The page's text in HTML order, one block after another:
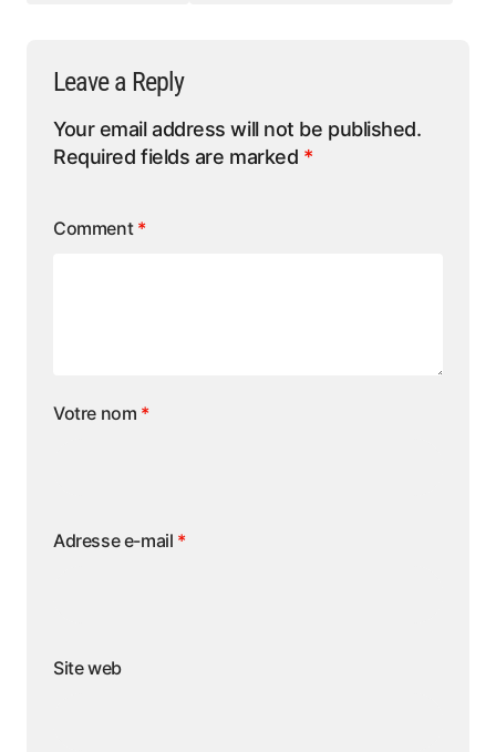
Leave a Reply
Your email address will not be published.
Required fields are marked *
Comment *
Votre nom *
Adresse e-mail *
Site web